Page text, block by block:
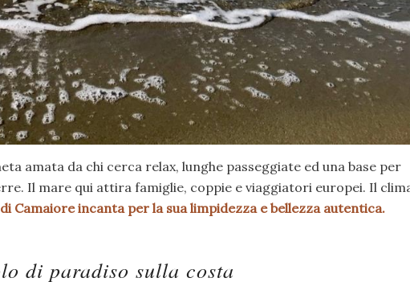
amata da chi cerca relax, lunghe passeggiate ed una base per
Il mare qui attira famiglie, coppie e viaggiatori europei. Il
Camaiore incanta per la sua limpidezza e bellezza autentica.
di paradiso sulla costa